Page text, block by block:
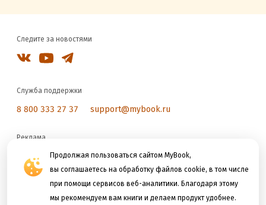
Продолжая пользоваться сайтом MyBook,
вы соглашаетесь на обработку файлов cookie, в том числе
при помощи сервисов веб-аналитики. Благодаря этому
мы рекомендуем вам книги и делаем продукт удобнее.
Следите за новостями
Служба поддержки
8 800 333 27 37 support@mybook.ru
Реклама
reklama@litres.ru
Мы принимаем к оплате